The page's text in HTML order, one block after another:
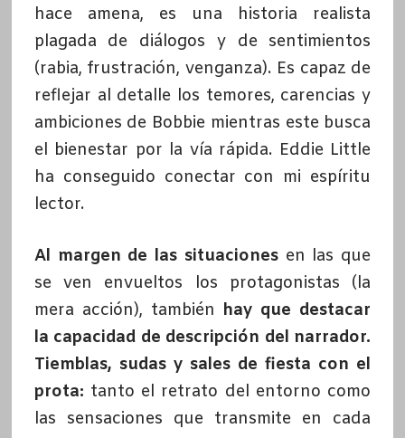
hace amena, es una historia realista
plagada de diálogos y de sentimientos
(rabia, frustración, venganza). Es capaz de
reflejar al detalle los temores, carencias y
ambiciones de Bobbie mientras este busca
el bienestar por la vía rápida. Eddie Little
ha conseguido conectar con mi espíritu
lector.
Al margen de las situaciones en las que
se ven envueltos los protagonistas (la
mera acción), también hay que destacar
la capacidad de descripción del narrador.
Tiemblas, sudas y sales de fiesta con el
prota: tanto el retrato del entorno como
las sensaciones que transmite en cada